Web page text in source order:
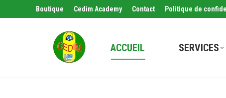
Boutique Cedim Academy Contact Politique de
ACCUEIL SERVICES